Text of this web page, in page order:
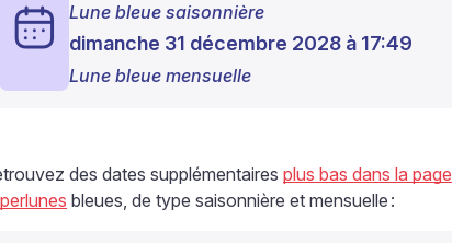
Lune bleue saisonnière
dimanche 31 décembre 2028 à 17:49
Lune bleue mensuelle
des dates supplémentaires plus bas dans la page
bleues, de type saisonnière et mensuelle :